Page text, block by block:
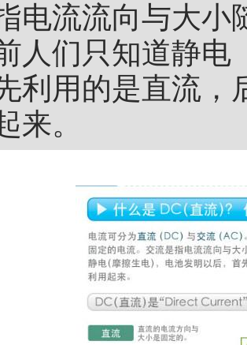
电流流向与大小
人们只知道静电
利用的是直流
来。